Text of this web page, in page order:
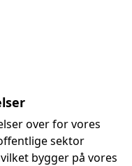
over for vores
sektor
bygger på vores